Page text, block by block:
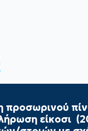
προσωρινού
είκοσι